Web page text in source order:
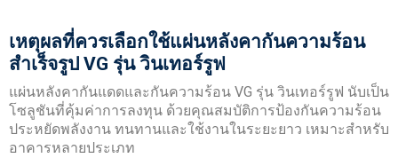
เหตุผลที่ควรเลือกใช้แผ่นหลังคากันความร้อน
สำเร็จรูป VG รุ่น วินเทอร์รูฟ
แผ่นหลังคากันแดดและกันความร้อน VG รุ่น วินเทอร์รูฟ นับเป็น
โซลูชันที่คุ้มค่าการลงทุน ด้วยคุณสมบัติการป้องกันความร้อน
ประหยัดพลังงาน ทนทานและใช้งานในระยะยาว เหมาะสำหรับ
อาคารหลายประเภท